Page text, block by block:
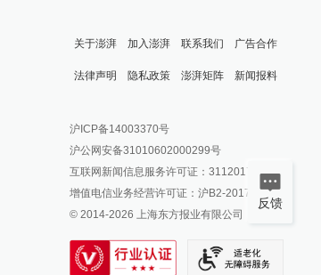
关于澎湃 加入澎湃 联系我们 广告合作
法律声明 隐私政策 澎湃矩阵
澎湃新闻公众号
澎湃新闻抖音号
派生万物开放平台
IP SHANGHAI
SIXTH TONE
新闻报料
报料邮箱: news@thepaper.cn
沪ICP备14003370号
沪公网安备31010602000299号
互联网新闻信息服务许可证：31120170006
增值电信业务经营许可证：沪B2-2017116
© 2014-2026 上海东方报业有限公司
反馈